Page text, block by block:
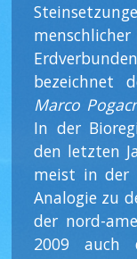
bezeichnet
Marco
In der
den letzten
meist in der
Analogie zu
der nord-
2009 auch